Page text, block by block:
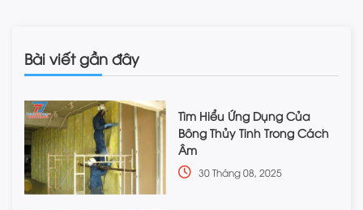
Bài viết gần đây
Tìm Hiểu Ứng Dụng Của
Bông Thủy Tinh Trong Cách
Âm
30 Tháng 08, 2025